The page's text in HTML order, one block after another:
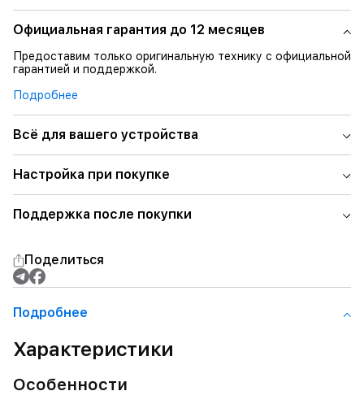
Официальная гарантия до 12 месяцев
Предоставим только оригинальную технику с официальной
гарантией и поддержкой.
Подробнее
Всё для вашего устройства
Настройка при покупке
Поддержка после покупки
Поделиться
Подробнее
Характеристики
Особенности